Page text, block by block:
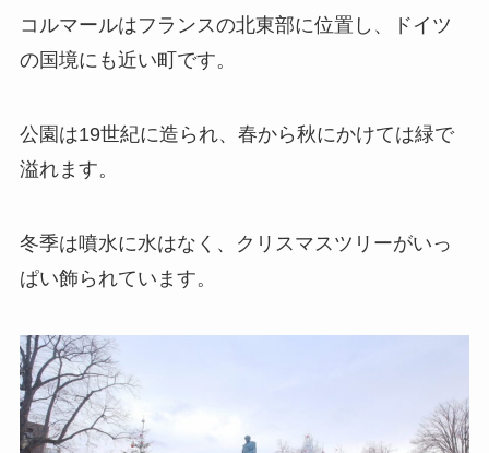
コルマールはフランスの北東部に位置し、ドイツ
の国境にも近い町です。
公園は19世紀に造られ、春から秋にかけては緑で
溢れます。
冬季は噴水に水はなく、クリスマスツリーがいっ
ぱい飾られています。